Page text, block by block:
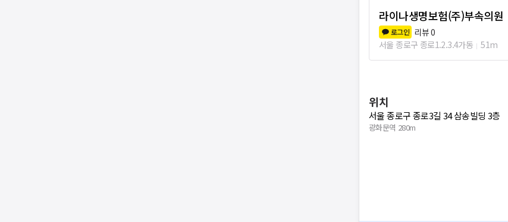
라이나생명보험(주)부속의원
로그인 리뷰0
서울 종로구 종로1.2.3.4가동
51m
위치
서울 종로구 종로3길 34 삼송빌딩 3층
광화문역 280m